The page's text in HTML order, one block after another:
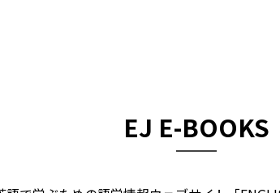
EJ E-BOOKS